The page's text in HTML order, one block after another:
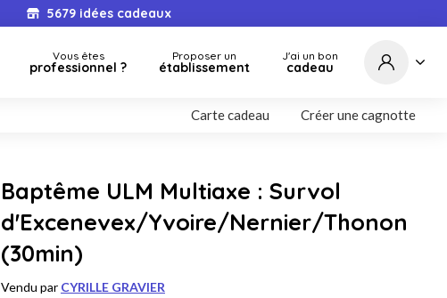
5679 idées cadeaux
Vous êtes
professionnel ?
Proposer un
établissement
J'ai un bon
cadeau
Carte cadeau Créer une cagnotte
Baptême ULM Multiaxe : Survol
d'Excenevex/Yvoire/Nernier/Thonon
(30min)
Vendu par CYRILLE GRAVIER